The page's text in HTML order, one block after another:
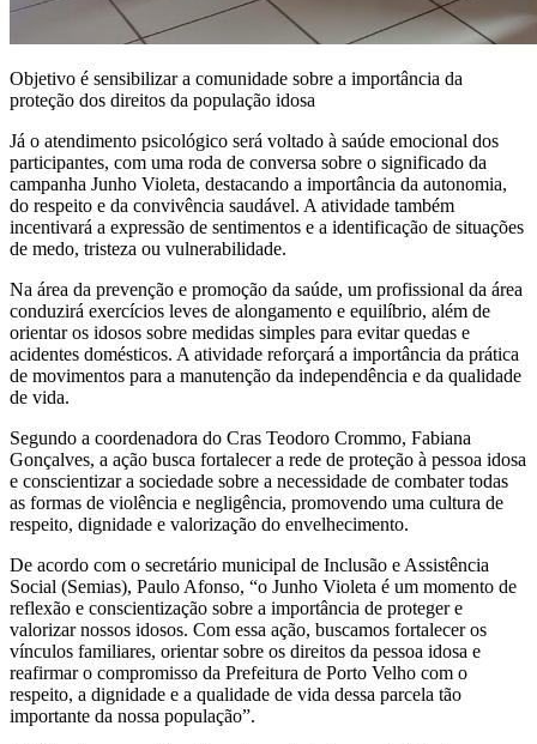
Objetivo é sensibilizar a comunidade sobre a importância da
proteção dos direitos da população idosa
Já o atendimento psicológico será voltado à saúde emocional dos
participantes, com uma roda de conversa sobre o significado da
campanha Junho Violeta, destacando a importância da autonomia,
do respeito e da convivência saudável. A atividade também
incentivará a expressão de sentimentos e a identificação de situações
de medo, tristeza ou vulnerabilidade.
Na área da prevenção e promoção da saúde, um profissional da área
conduzirá exercícios leves de alongamento e equilíbrio, além de
orientar os idosos sobre medidas simples para evitar quedas e
acidentes domésticos. A atividade reforçará a importância da prática
de movimentos para a manutenção da independência e da qualidade
de vida.
Segundo a coordenadora do Cras Teodoro Crommo, Fabiana
Gonçalves, a ação busca fortalecer a rede de proteção à pessoa idosa
e conscientizar a sociedade sobre a necessidade de combater todas
as formas de violência e negligência, promovendo uma cultura de
respeito, dignidade e valorização do envelhecimento.
De acordo com o secretário municipal de Inclusão e Assistência
Social (Semias), Paulo Afonso, “o Junho Violeta é um momento de
reflexão e conscientização sobre a importância de proteger e
valorizar nossos idosos. Com essa ação, buscamos fortalecer os
vínculos familiares, orientar sobre os direitos da pessoa idosa e
reafirmar o compromisso da Prefeitura de Porto Velho com o
respeito, a dignidade e a qualidade de vida dessa parcela tão
importante da nossa população”.